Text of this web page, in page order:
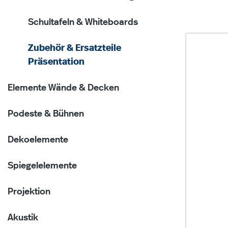
Schultafeln & Whiteboards
Zubehör & Ersatzteile
Präsentation
Elemente Wände & Decken
Podeste & Bühnen
Dekoelemente
Spiegelelemente
Projektion
Akustik